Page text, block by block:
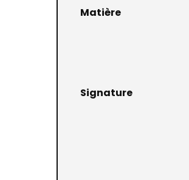
Matière
Signature